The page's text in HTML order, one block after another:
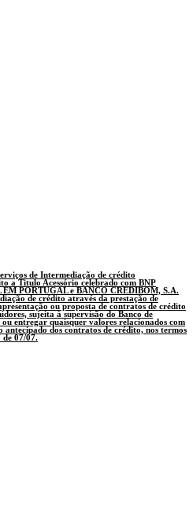
de Intermediação de crédito
a Titulo Acessório celebrado com BNP
PORTUGAL e BANCO CREDIBOM, S.A.
de crédito através da prestação de
ou proposta de contratos de crédito
sujeita à supervisão do Banco de
entregar quaisquer valores relacionados com
antecipado dos contratos de crédito, nos termos
de 07/07.